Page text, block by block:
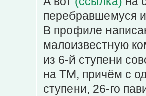
перебравшемуся
В профиле
малоизвестную
из 6-й ступени
на ТМ, причём с
ступени, 26-го